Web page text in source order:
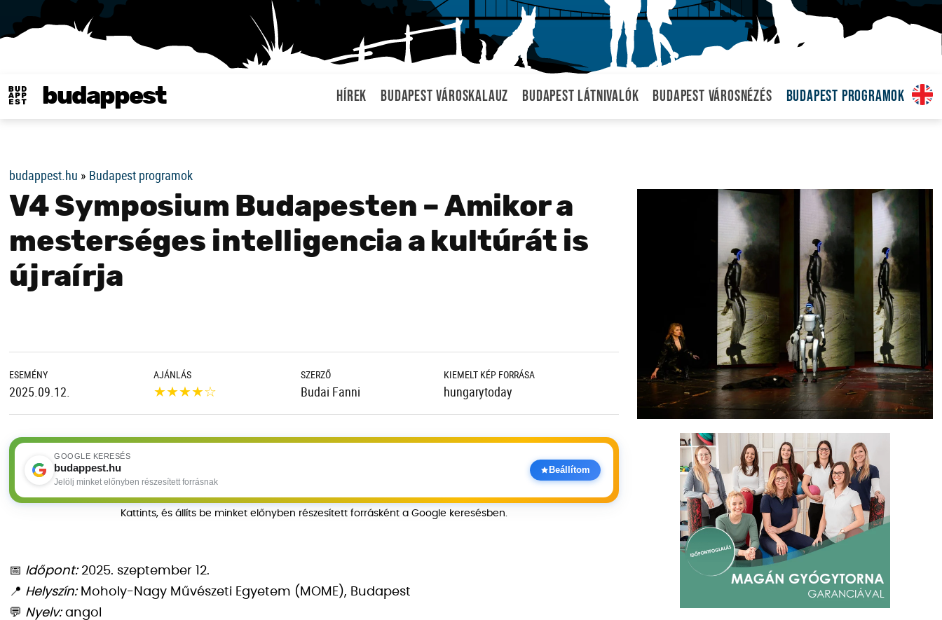
budappest Hírek Budapest városkalauz Budapest látnivalók Budapest városnézés Budapest programok
budappest.hu » Budapest programok
V4 Symposium Budapesten – Amikor a
mesterséges intelligencia a kultúrát is
újraírja
ESEMÉNY
2025.09.12.
AJÁNLÁS
★★★★☆
SZERZŐ
Budai Fanni
KIEMELT KÉP FORRÁSA
hungarytoday
GOOGLE KERESÉS
budappest.hu
Jelölj minket előnyben részesített forrásnak
Beállítom
Kattints, és állíts be minket előnyben részesített forrásként a Google keresésben.
📅 Időpont:2025. szeptember 12.
📍 Helyszín:Moholy-Nagy Művészeti Egyetem (MOME), Budapest
💬 Nyelv:angol